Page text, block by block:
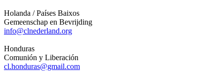
Holanda / Países Baixos
Gemeenschap en Bevrijding
info@clnederland.org
Honduras
Comunión y Liberación
cl.honduras@gmail.com